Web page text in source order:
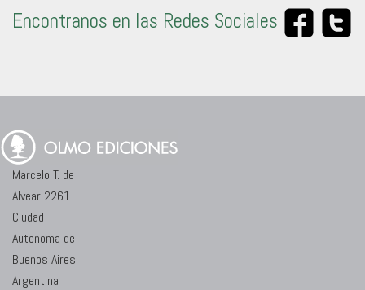
Encontranos en las Redes Sociales
Marcelo T. de
Alvear 2261
Ciudad
Autonoma de
Buenos Aires
Argentina